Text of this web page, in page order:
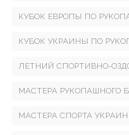
КУБОК ЕВРОПЫ ПО
КУБОК УКРАИНЫ ПО
ЛЕТНИЙ СПОРТИВНО-
МАСТЕРА РУКОПАШНОГО
МАСТЕРА СПОРТА